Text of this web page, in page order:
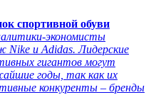
спортивной обуви
экономисты
Nike и Adidas. Лидерские
гигантов могут
годы, так как их
конкуренты – бренды